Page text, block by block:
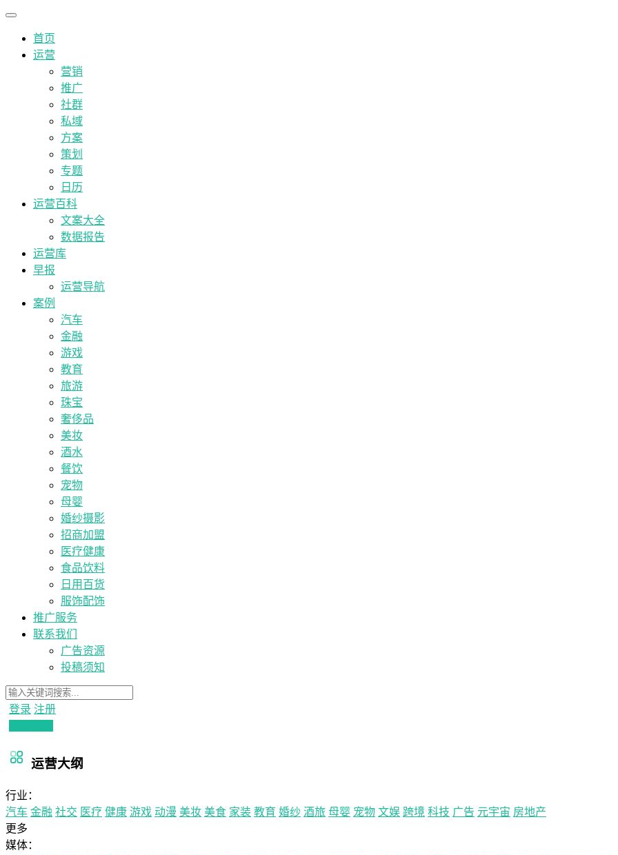
首页
运营
营销
推广
社群
私域
方案
策划
专题
日历
运营百科
文案大全
数据报告
运营库
早报
运营导航
案例
汽车
金融
游戏
教育
旅游
珠宝
奢侈品
美妆
酒水
餐饮
宠物
母婴
婚纱摄影
招商加盟
医疗健康
食品饮料
日用百货
服饰配饰
推广服务
联系我们
广告资源
投稿须知
登录 注册
运营大纲
行业：
汽车 金融 社交 医疗 健康 游戏 动漫 美妆 美食 家装 教育 婚纱 酒旅 母婴 宠物 文娱 跨境 科技 广告 元宇宙 房地产
更多
媒体：